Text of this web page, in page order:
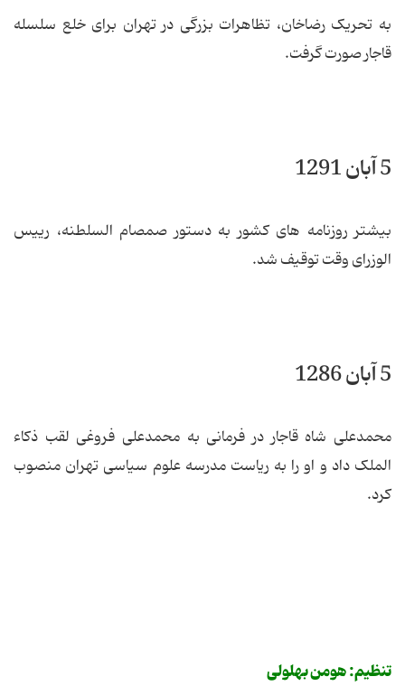
به تحریک رضاخان، تظاهرات بزرگی در تهران برای خلع سلسله
قاجار صورت گرفت.
5 آبان 1291
بیشتر روزنامه های کشور به دستور صمصام السلطنه، رییس
الوزرای وقت توقیف شد.
5 آبان 1286
محمدعلی شاه قاجار در فرمانی به محمدعلی فروغی لقب ذکاء
الملک داد و او را به ریاست مدرسه علوم سیاسی تهران منصوب
کرد.
تنظیم: هومن بهلولی